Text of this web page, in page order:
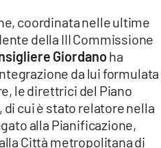
coordinata nelle ultime
della III Commissione
Giordanoha
da lui formulata
le direttrici del Piano
cui è stato relatore nella
alla Pianificazione,
Città metropolitana di